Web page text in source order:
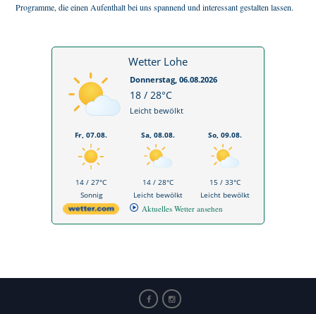
Programme, die einen Aufenthalt bei uns spannend und interessant gestalten lassen.
Wetter Lohe
Donnerstag, 06.08.2026
18 / 28°C
Leicht bewölkt
Fr, 07.08.
14 / 27°C
Sonnig
Sa, 08.08.
14 / 28°C
Leicht bewölkt
So, 09.08.
15 / 33°C
Leicht bewölkt
Aktuelles Wetter ansehen